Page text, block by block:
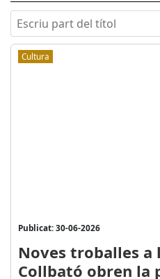
Escriu part del títol
Cultura
Publicat: 30-06-2026
Noves troballes a
Collbató obren la